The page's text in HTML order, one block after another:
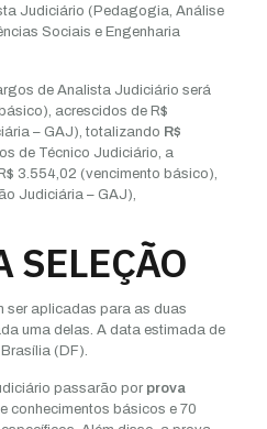
Judiciário (Pedagogia, Análise
Sociais e Engenharia
de Analista Judiciário será
acrescidos de R$
– GAJ), totalizando R$
de Técnico Judiciário, a
3.554,02 (vencimento básico),
Judiciária – GAJ),
SELEÇÃO
ser aplicadas para as duas
uma delas. A data estimada de
(DF).
passarão por prova
conhecimentos básicos e 70